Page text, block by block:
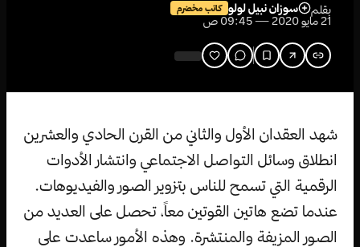
بقلم سوزان نبيل لولو كاتب مخضرم
21 مايو 2020 — 09:45 ص
شهد العقدان الأول والثاني من القرن الحادي والعشرين
انطلاق وسائل التواصل الاجتماعي وانتشار الأدوات
الرقمية التي تسمح للناس بتزوير الصور والفيديوهات.
عندما تضع هاتين القوتين معاً، تحصل على العديد من
الصور المزيفة والمنتشرة. وهذه الأمور ساعدت على